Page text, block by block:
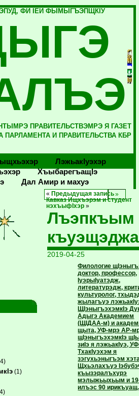
ФИ IЕЙ ФЫМЫГЪЭПЩКIУ
ПРАВИТЕЛЬСТВЭМРЭ Я ГАЗЕТ
ПАРЛАМЕНТА И ПРАВИТЕЛЬСТВА КБР
Лэжьакlуэхэр
Хъыбарегъащlэ
Дал Амир и махуэ
(1)
« Предыдущая запись
Кавказ Ищхъэрэм и студент
нэхъыфIхэр »
Лъэпкъым
2019-04-25
Филологие
доктор, профессор,
IуэрыIуатэдж,
литературэдж,
культуролог,
жылагъуэ
ЩIэныгъэхэмкIэ
Адыгэ Академием
(ЩIДАА-м) и
щыта, УФ-мрэ АР-
щIэныгъэхэмкIэ
зиIэ я лэжьакIуэ,
ТхакIуэхэм я
зэгухьэныгъэм
Щхьэлахъуэ
къызэралъхурэ
мэлыжьыхьым и
илъэс 90 ирикъуащ.